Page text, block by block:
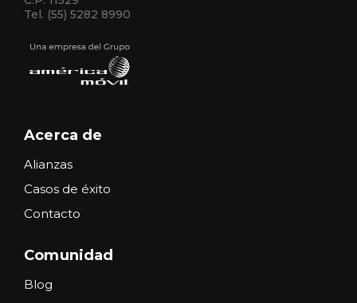
Tel. (55) 5282 8990
Acerca de
Alianzas
Casos de éxito
Contacto
Comunidad
Blog